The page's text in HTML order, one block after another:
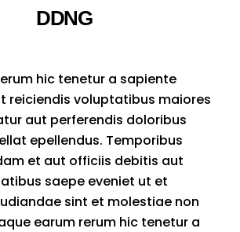
DDNG
hic tenetur a sapiente
reiciendis voluptatibus maiores
aut perferendis doloribus
epellendus. Temporibus
et aut officiis debitis aut
saepe eveniet ut et
sint et molestiae non
earum rerum hic tenetur a